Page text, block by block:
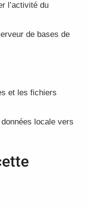
l’activité du
de bases de
et les fichiers
locale vers